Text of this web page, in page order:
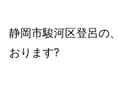
静岡市駿河区登呂の
おります?